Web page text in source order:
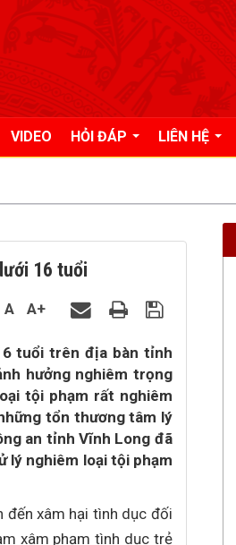
VIDEO HỎI ĐÁP LIÊN HỆ
16 tuổi
A A+
tuổi trên địa bàn tỉnh
hưởng nghiêm trọng
tội phạm rất nghiêm
tổn thương tâm lý
an tỉnh Vĩnh Long đã
lý nghiêm loại tội phạm
đến xâm hại tình dục đối
xâm phạm tình dục trẻ